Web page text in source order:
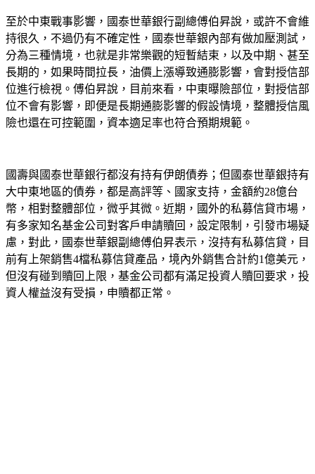
至於中東戰事影響，國泰世華銀行副總傅伯昇說，或許不會維
持很久，不過仍有不確定性，國泰世華銀內部有做加壓測試，
分為三種情境，也就是非常樂觀的短暫結束，以及中期、甚至
長期的，如果時間拉長，油價上漲導致通膨影響，會對授信部
位進行檢視。傅伯昇說，目前來看，中東曝險部位，對授信部
位不會有影響，即便是長期通膨影響的假設情境，整體授信風
險也還在可控範圍，資本適足率也符合預期規範。
國壽與國泰世華銀行都沒有持有伊朗債券；但國泰世華銀持有
大中東地區的債券，都是高評等、國家支持，金額約28億台
幣，相對整體部位，微乎其微。近期，國外的私募信貸市場，
有多家知名基金公司對客戶申請贖回，設定限制，引發市場疑
慮，對此，國泰世華銀副總傅伯昇表示，沒持有私募信貸，目
前有上架銷售4檔私募信貸產品，境內外銷售合計約1億美元，
但沒有碰到贖回上限，基金公司都有滿足投資人贖回要求，投
資人權益沒有受損，申贖都正常。